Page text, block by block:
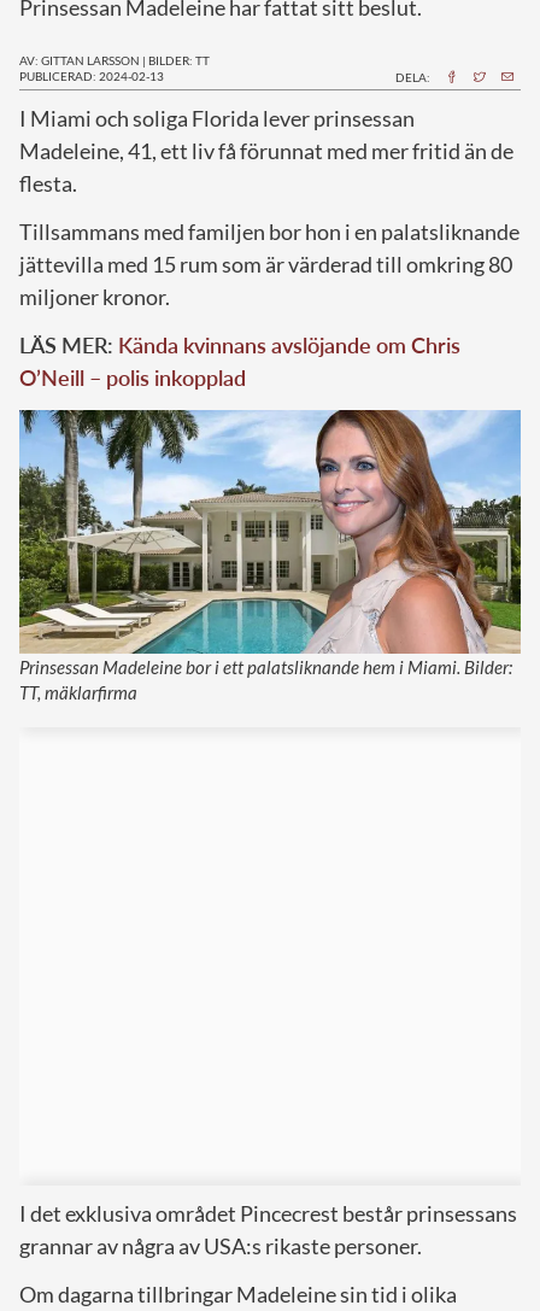
Prinsessan Madeleine har fattat sitt beslut.
AV: GITTAN LARSSON | BILDER: TT
PUBLICERAD: 2024-02-13
DELA:
I Miami och soliga Florida lever prinsessan
Madeleine, 41, ett liv få förunnat med mer fritid än de
flesta.
Tillsammans med familjen bor hon i en palatsliknande
jättevilla med 15 rum som är värderad till omkring 80
miljoner kronor.
LÄS MER: Kända kvinnans avslöjande om Chris
O’Neill – polis inkopplad
Prinsessan Madeleine bor i ett palatsliknande hem i Miami. Bilder:
TT, mäklarfirma
I det exklusiva området Pincecrest består prinsessans
grannar av några av USA:s rikaste personer.
Om dagarna tillbringar Madeleine sin tid i olika